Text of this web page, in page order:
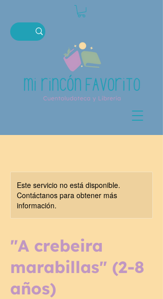
Este servicio no está disponible.
Contáctanos para obtener más
información.
"A crebeira
marabillas" (2-8
años)